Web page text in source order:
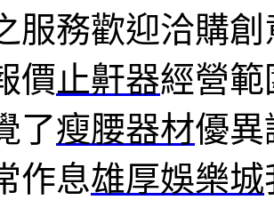
服務歡迎洽購
價 止鼾器經營
了瘦腰器材優異
作息雄厚娛樂城